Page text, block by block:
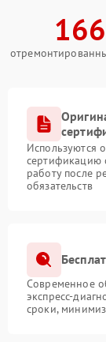
Используются
сертификацию
работу после
обязательств
Современное
экспресс-
сроки,